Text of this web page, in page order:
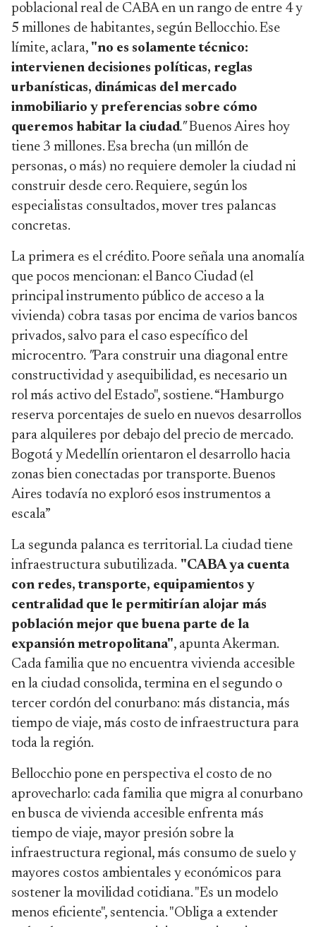
poblacional real de CABA en un rango de entre 4 y
5 millones de habitantes, según Bellocchio. Ese
límite, aclara, "no es solamente técnico:
intervienen decisiones políticas, reglas
urbanísticas, dinámicas del mercado
inmobiliario y preferencias sobre cómo
queremos habitar la ciudad."Buenos Aires hoy
tiene 3 millones. Esa brecha (un millón de
personas, o más) no requiere demoler la ciudad ni
construir desde cero. Requiere, según los
especialistas consultados, mover tres palancas
concretas.
La primera es el crédito. Poore señala una anomalía
que pocos mencionan: el Banco Ciudad (el
principal instrumento público de acceso a la
vivienda) cobra tasas por encima de varios bancos
privados, salvo para el caso específico del
microcentro. "Para construir una diagonal entre
constructividad y asequibilidad, es necesario un
rol más activo del Estado", sostiene. “Hamburgo
reserva porcentajes de suelo en nuevos desarrollos
para alquileres por debajo del precio de mercado.
Bogotá y Medellín orientaron el desarrollo hacia
zonas bien conectadas por transporte. Buenos
Aires todavía no exploró esos instrumentos a
escala”
La segunda palanca es territorial. La ciudad tiene
infraestructura subutilizada. "CABA ya cuenta
con redes, transporte, equipamientos y
centralidad que le permitirían alojar más
población mejor que buena parte de la
expansión metropolitana", apunta Akerman.
Cada familia que no encuentra vivienda accesible
en la ciudad consolida, termina en el segundo o
tercer cordón del conurbano: más distancia, más
tiempo de viaje, más costo de infraestructura para
toda la región.
Bellocchio pone en perspectiva el costo de no
aprovecharlo: cada familia que migra al conurbano
en busca de vivienda accesible enfrenta más
tiempo de viaje, mayor presión sobre la
infraestructura regional, más consumo de suelo y
mayores costos ambientales y económicos para
sostener la movilidad cotidiana. "Es un modelo
menos eficiente", sentencia. "Obliga a extender